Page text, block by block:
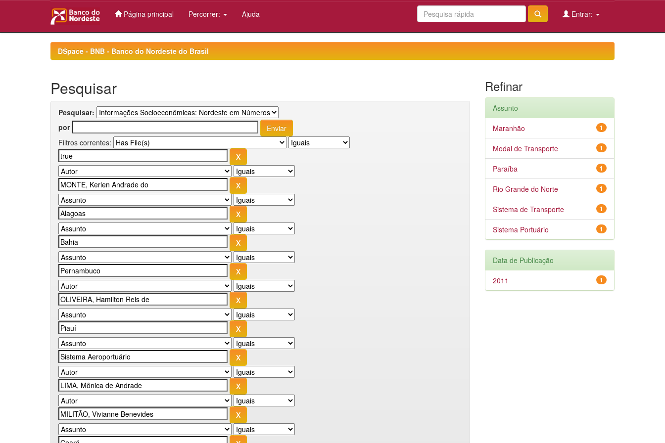
Página principal Percorrer: Ajuda Entrar:
DSpace - BNB - Banco do Nordeste do Brasil
Pesquisar
Pesquisar:
por
Filtros correntes:
Refinar
Assunto
1
Maranhão
1
Modal de Transporte
1
Paraíba
1
Rio Grande do Norte
1
Sistema de Transporte
1
Sistema Portuário
Data de Publicação
1
2011